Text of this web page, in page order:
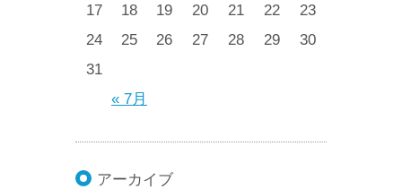
« 7月
17
18 19 20 21 22
23
24
25 26 27 28 29
30
31
アーカイブ